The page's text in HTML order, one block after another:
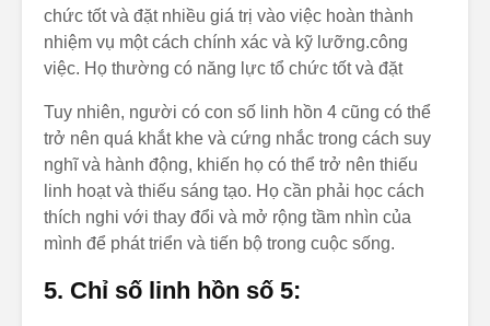
chức tốt và đặt nhiều giá trị vào việc hoàn thành
nhiệm vụ một cách chính xác và kỹ lưỡng.công
việc. Họ thường có năng lực tổ chức tốt và đặt
Tuy nhiên, người có con số linh hồn 4 cũng có thể
trở nên quá khắt khe và cứng nhắc trong cách suy
nghĩ và hành động, khiến họ có thể trở nên thiếu
linh hoạt và thiếu sáng tạo. Họ cần phải học cách
thích nghi với thay đổi và mở rộng tầm nhìn của
mình để phát triển và tiến bộ trong cuộc sống.
5. Chỉ số linh hồn số 5: